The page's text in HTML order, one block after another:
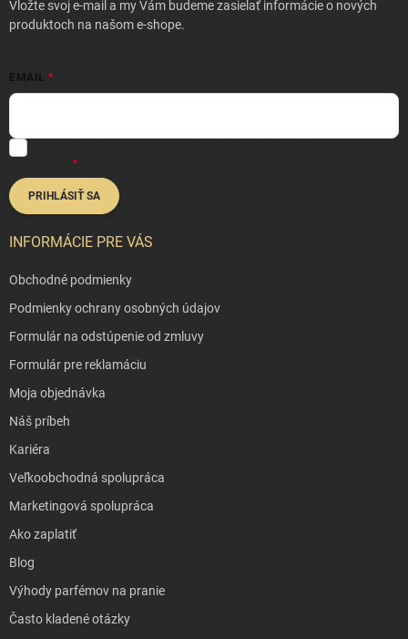
Vložte svoj e-mail a my Vám budeme zasielať informácie o nových
produktoch na našom e-shope.
EMAIL
PRIHLÁSIŤ SA
INFORMÁCIE PRE VÁS
Obchodné podmienky
Podmienky ochrany osobných údajov
Formulár na odstúpenie od zmluvy
Formulár pre reklamáciu
Moja objednávka
Náš príbeh
Kariéra
Veľkoobchodná spolupráca
Marketingová spolupráca
Ako zaplatiť
Blog
Výhody parfémov na pranie
Často kladené otázky